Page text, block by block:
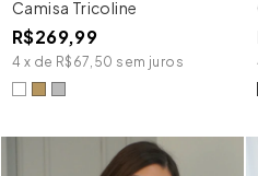
Camisa Tricoline
R$269,99
4 x de R$67,50 sem juros